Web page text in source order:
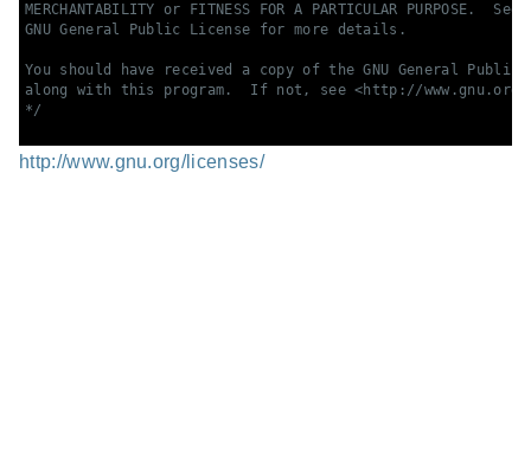
MERCHANTABILITY or FITNESS FOR A PARTICULAR PURPOSE.
GNU General Public License for more details.
You should have received a copy of the GNU General Public
along with this program.  If not, see <http://www.gnu.org/
*/
http://www.gnu.org/licenses/